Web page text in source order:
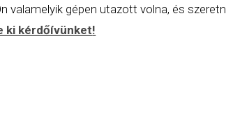
valamelyik gépen utazott volna, és
ki kérdőívünket!